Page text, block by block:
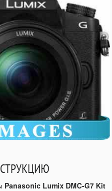
Panasonic Lumix DMC-G7 Kit